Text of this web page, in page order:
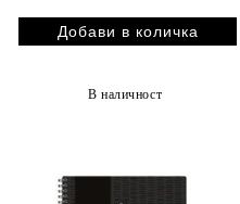
В наличност